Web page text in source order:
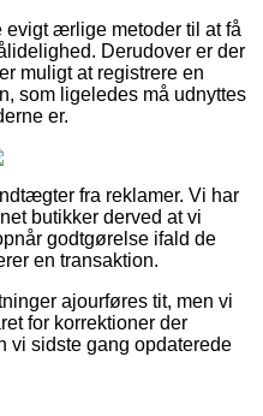
evigt ærlige metoder til at få
Derudover er der
muligt at registrere en
som ligeledes må udnyttes
er.
fra reklamer. Vi har
butikker derved at vi
godtgørelse ifald de
en transaktion.
ajourføres tit, men vi
for korrektioner der
vi sidste gang opdaterede